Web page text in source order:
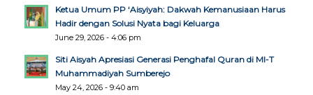
Ketua Umum PP ‘Aisyiyah: Dakwah Kemanusiaan Harus
Hadir dengan Solusi Nyata bagi Keluarga
June 29, 2026 - 4:06 pm
Siti Aisyah Apresiasi Generasi Penghafal Quran di MI-T
Muhammadiyah Sumberejo
May 24, 2026 - 9:40 am